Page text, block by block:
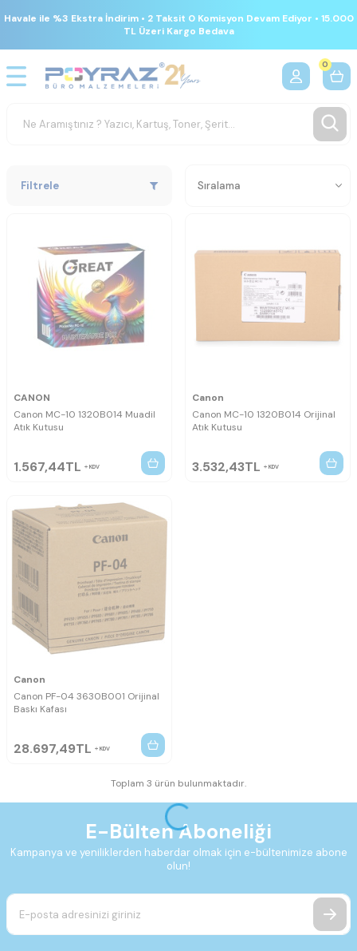
Havale ile %3 Ekstra İndirim • 2 Taksit 0 Komisyon Devam Ediyor • 15.000
TL Üzeri Kargo Bedava
0
Filtrele
CANON
Canon MC-10 1320B014 Muadil
Atık Kutusu
1.567,44TL KDV
Canon
Canon MC-10 1320B014 Orijinal
Atık Kutusu
3.532,43TL KDV
Canon
Canon PF-04 3630B001 Orijinal
Baskı Kafası
28.697,49TL KDV
Toplam 3 ürün bulunmaktadır.
E-Bülten Aboneliği
Kampanya ve yeniliklerden haberdar olmak için e-bültenimize abone
olun!